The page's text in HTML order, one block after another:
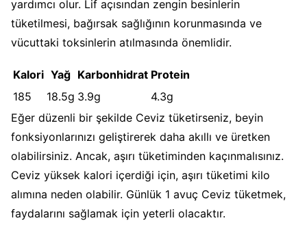
yardımcı olur. Lif açısından zengin besinlerin
tüketilmesi, bağırsak sağlığının korunmasında ve
vücuttaki toksinlerin atılmasında önemlidir.
Kalori Yağ Karbonhidrat Protein
185
18.5g 3.9g
4.3g
Eğer düzenli bir şekilde Ceviz tüketirseniz, beyin
fonksiyonlarınızı geliştirerek daha akıllı ve üretken
olabilirsiniz. Ancak, aşırı tüketiminden kaçınmalısınız.
Ceviz yüksek kalori içerdiği için, aşırı tüketimi kilo
alımına neden olabilir. Günlük 1 avuç Ceviz tüketmek,
faydalarını sağlamak için yeterli olacaktır.